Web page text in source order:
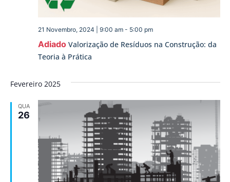
Adiado Valorização de Resíduos na Construção: da
Teoria à Prática
21 Novembro, 2024 | 9:00 am- 5:00 pm
Fevereiro 2025
QUA
26